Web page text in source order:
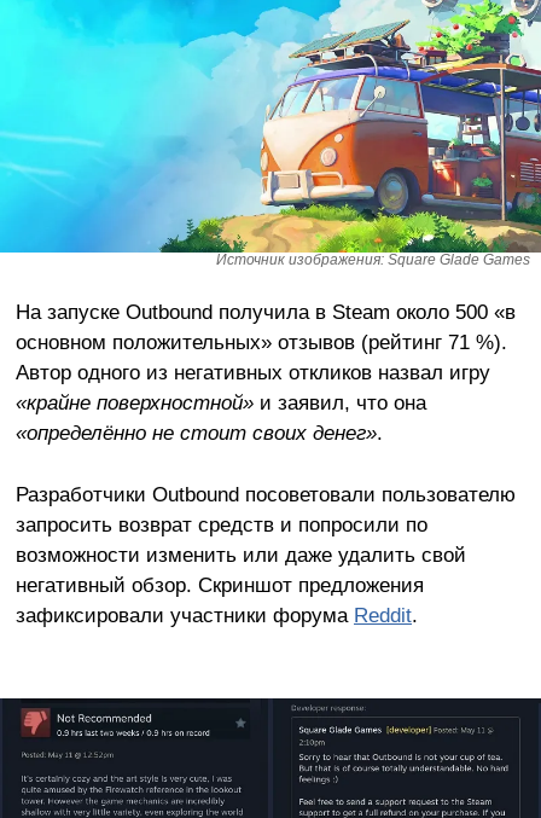
Источник изображения: Square Glade Games
На запуске Outbound получила в Steam около 500 «в
основном положительных» отзывов (рейтинг 71 %).
Автор одного из негативных откликов назвал игру
«крайне поверхностной»и заявил, что она
«определённо не стоит своих денег».
Разработчики Outbound посоветовали пользователю
запросить возврат средств и попросили по
возможности изменить или даже удалить свой
негативный обзор. Скриншот предложения
зафиксировали участники форума Reddit.